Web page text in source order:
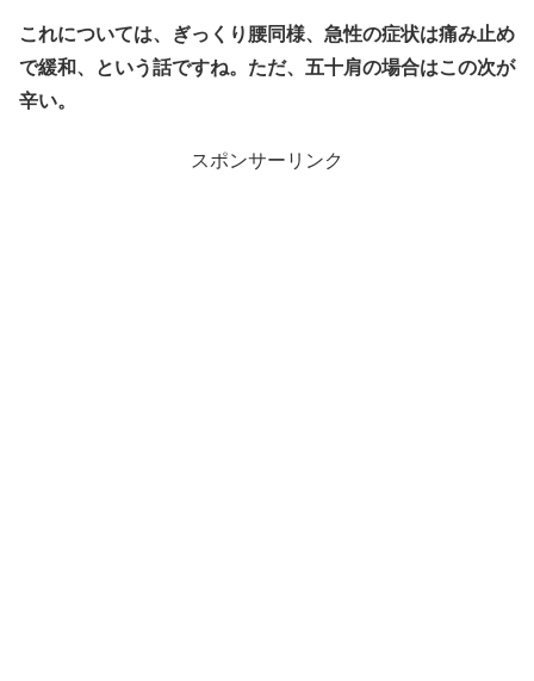
これについては、ぎっくり腰同様、急性の症状は痛み止め
で緩和、という話ですね。ただ、五十肩の場合はこの次が
辛い。
スポンサーリンク